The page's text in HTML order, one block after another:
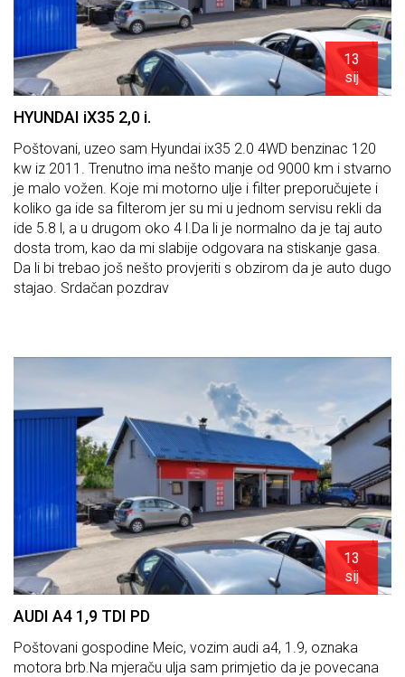
13
sij
HYUNDAI iX35 2,0 i.
Poštovani, uzeo sam Hyundai ix35 2.0 4WD benzinac 120
kw iz 2011. Trenutno ima nešto manje od 9000 km i stvarno
je malo vožen. Koje mi motorno ulje i filter preporučujete i
koliko ga ide sa filterom jer su mi u jednom servisu rekli da
ide 5.8 l, a u drugom oko 4 l.Da li je normalno da je taj auto
dosta trom, kao da mi slabije odgovara na stiskanje gasa.
Da li bi trebao još nešto provjeriti s obzirom da je auto dugo
stajao. Srdačan pozdrav
13
sij
AUDI A4 1,9 TDI PD
Poštovani gospodine Meic, vozim audi a4, 1.9, oznaka
motora brb.Na mjeraču ulja sam primjetio da je povecana